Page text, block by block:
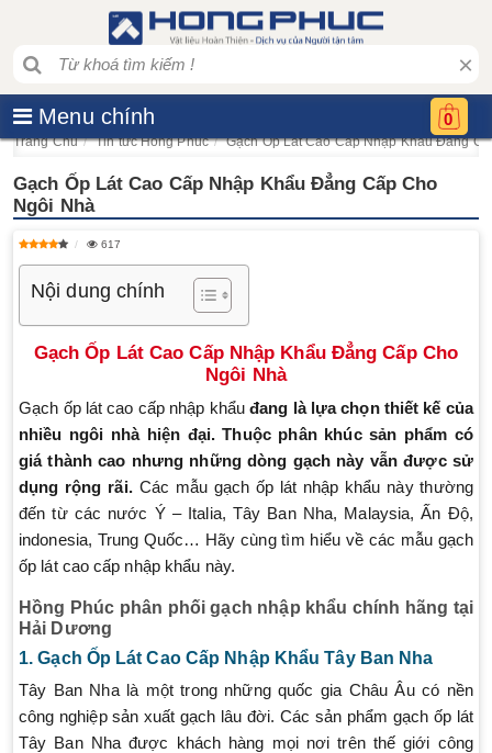
×
Menu chính 0
Trang Chủ Tin tức Hồng Phúc Gạch Ốp Lát Cao Cấp Nhập Khẩu Đẳng
Gạch Ốp Lát Cao Cấp Nhập Khẩu Đẳng Cấp Cho
Ngôi Nhà
617
Nội dung chính
Gạch Ốp Lát Cao Cấp Nhập Khẩu Đẳng Cấp Cho
Ngôi Nhà
Gạch ốp lát cao cấp nhập khẩu đang là lựa chọn thiết kế của
nhiều ngôi nhà hiện đại. Thuộc phân khúc sản phẩm có
giá thành cao nhưng những dòng gạch này vẫn được sử
dụng rộng rãi. Các mẫu gạch ốp lát nhập khẩu này thường
đến từ các nước Ý – Italia, Tây Ban Nha, Malaysia, Ấn Độ,
indonesia, Trung Quốc… Hãy cùng tìm hiểu về các mẫu gạch
ốp lát cao cấp nhập khẩu này.
Hồng Phúc phân phối gạch nhập khẩu chính hãng tại
Hải Dương
1. Gạch Ốp Lát Cao Cấp Nhập Khẩu Tây Ban Nha
Tây Ban Nha là một trong những quốc gia Châu Âu có nền
công nghiệp sản xuất gạch lâu đời. Các sản phẩm gạch ốp lát
Tây Ban Nha được khách hàng mọi nơi trên thế giới công